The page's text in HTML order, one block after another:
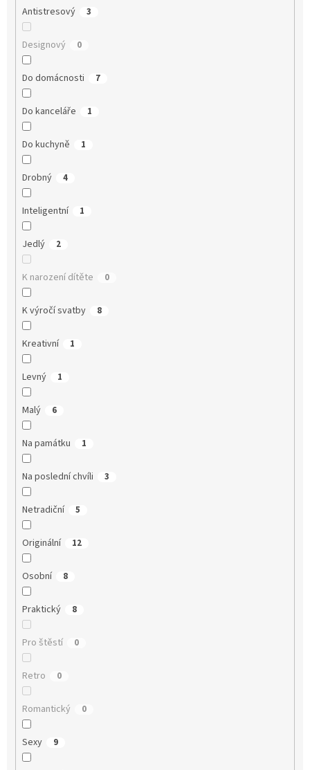
Antistresový 3
Designový 0
Do domácnosti 7
Do kanceláře 1
Do kuchyně 1
Drobný 4
Inteligentní 1
Jedlý 2
K narození dítěte 0
K výročí svatby 8
Kreativní 1
Levný 1
Malý 6
Na památku 1
Na poslední chvíli 3
Netradiční 5
Originální 12
Osobní 8
Praktický 8
Pro štěstí 0
Retro 0
Romantický 0
Sexy 9